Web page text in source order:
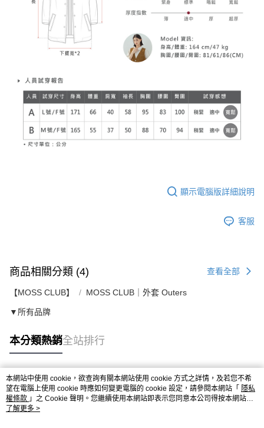
顯示電腦版詳細說明
客服
商品相關分類 (4) 查看全部
【MOSS CLUB】 MOSS CLUB｜外套 Outers
▼所有品牌
本分類熱銷全站排行
熱門標籤
本網站中使用 cookie，欲查詢有關本網站使用 cookie 方式之詳情，及若您不希
望在電腦上使用 cookie 時應如何變更電腦的 cookie 設定，請參閱本網站「 隱私
權條款 」之 Cookie 聲明。您繼續使用本網站即表示您同意本公司得按本網站使
用條款之 Cookie 聲明使用 cookie。
了解更多 >